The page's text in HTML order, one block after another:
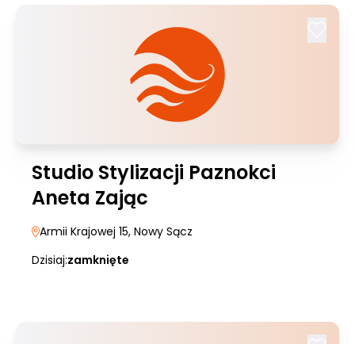
Studio Stylizacji Paznokci
Aneta Zając
Armii Krajowej 15, Nowy Sącz
Dzisiaj:zamknięte